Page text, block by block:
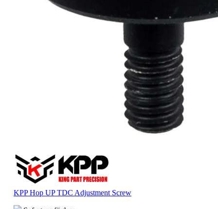
KPP Hop UP TDC Adjustment Screw